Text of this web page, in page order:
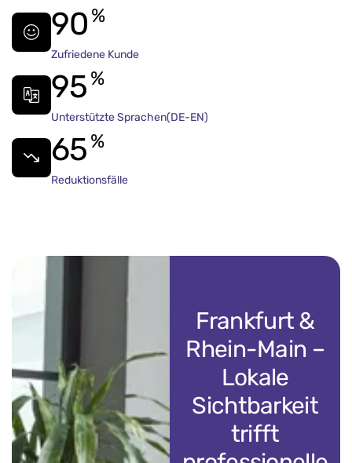
90 %
Zufriedene Kunde
95 %
Unterstützte Sprachen(DE-EN)
65 %
Reduktionsfälle
Frankfurt &
Rhein-Main –
Lokale
Sichtbarkeit
trifft